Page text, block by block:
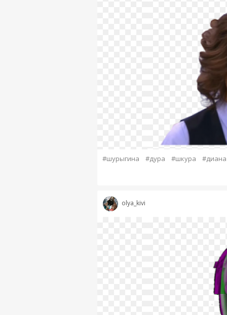
#шурыгина #дура #шкура #диана
olya_kivi